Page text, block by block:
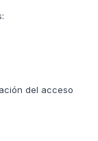
del acceso